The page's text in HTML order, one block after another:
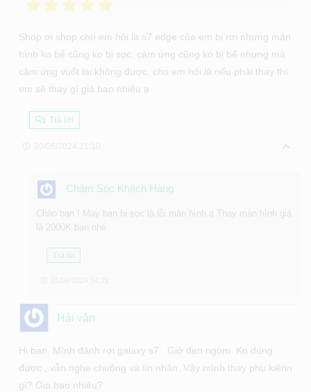
Shop ơi shop cho em hỏi là s7 edge của em bị rơi nhưng màn
hình ko bể cũng ko bị sọc, cảm ứng cũng ko bị bể nhưng mà
cảm ứng vuốt lại không được, cho em hỏi là nếu phải thay thì
em sẽ thay gì giá bao nhiêu ạ
Trả lời
Chăm Sóc Khách Hàng
Chào bạn ! Máy bạn bị sọc là lỗi màn hình ạ Thay màn hình giá
là 2000K bạn nhé
Trả lời
Hải vân
Hi bạn. Mình đánh rơi galaxy s7 . Giờ đen ngòm. Ko dùng
được , vẫn nghe chuông và tin nhắn. Vậy mình thay phụ kiênn
gì? Giá bao nhiêu?